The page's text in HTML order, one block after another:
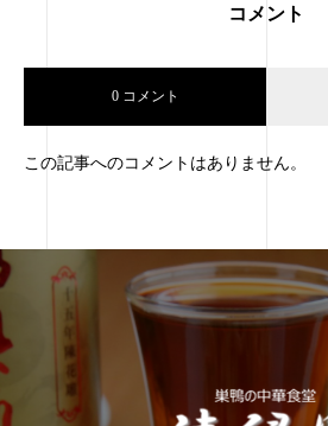
コメント
0 コメント
この記事へのコメントはありません。